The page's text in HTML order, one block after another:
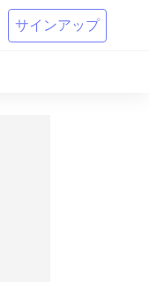
サインアップ